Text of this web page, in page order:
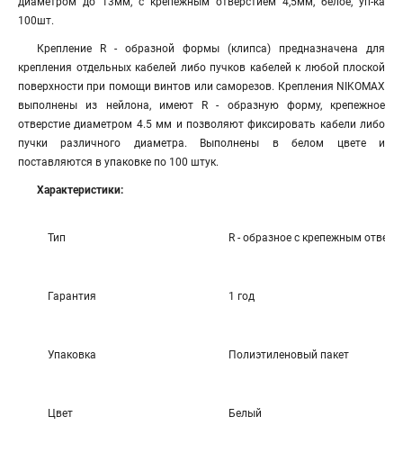
100шт.
Крепление R - образной формы (клипса) предназначена для
крепления отдельных кабелей либо пучков кабелей к любой плоской
поверхности при помощи винтов или саморезов. Крепления NIKOMAX
выполнены из нейлона, имеют R - образную форму, крепежное
отверстие диаметром 4.5 мм и позволяют фиксировать кабели либо
пучки различного диаметра. Выполнены в белом цвете и
поставляются в упаковке по 100 штук.
Характеристики:
Тип R - образное с крепежным
Гарантия 1 год
Упаковка Полиэтиленовый пакет
Цвет Белый